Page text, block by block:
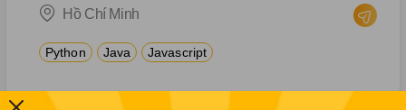
Hồ Chí Minh
Python Java Javascript